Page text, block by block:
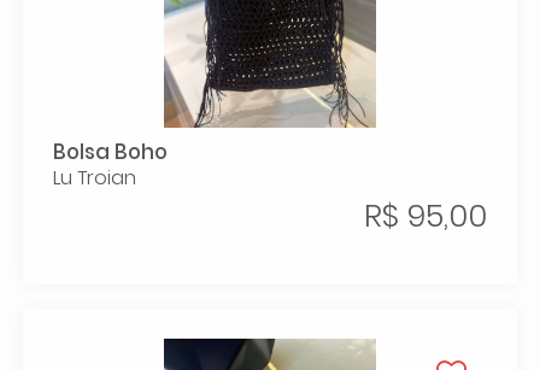
Bolsa Boho
Lu Troian
R$ 95,00